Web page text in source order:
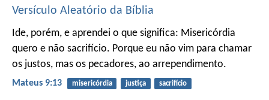
Versículo Aleatório da Bíblia
Ide, porém, e aprendei o que significa: Misericórdia
quero e não sacrifício. Porque eu não vim para chamar
os justos, mas os pecadores, ao arrependimento.
Mateus 9:13 misericórdia justiça sacrifício